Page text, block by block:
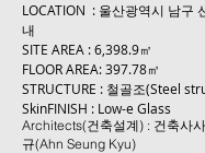
LOCATION : 울산광역시 남구
내
SITE AREA : 6,398.9㎡
FLOOR AREA: 397.78㎡
STRUCTURE : 철골조(Steel
SkinFINISH : Low-e Glass
Architects(건축설계) : 건축사
규(Ahn Seung Kyu)